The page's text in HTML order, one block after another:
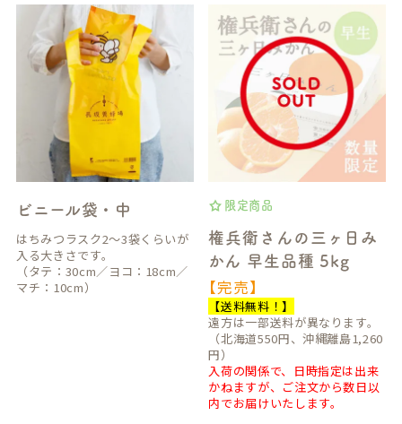
ビニール袋・中
はちみつラスク2～3袋くらいが
入る大きさです。
（タテ：30cm／ヨコ：18cm／
マチ：10cm）
限定商品
権兵衛さんの三ヶ日み
かん 早生品種 5kg
【完売】
【送料無料！】
遠方は一部送料が異なります。
（北海道550円、沖縄離島1,260
円）
入荷の関係で、日時指定は出来
かねますが、ご注文から数日以
内でお届けいたします。